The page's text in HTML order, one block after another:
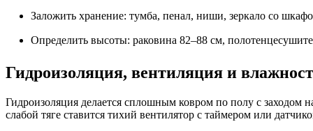
Заложить хранение: тумба, пенал, ниши, зеркало со
Определить высоты: раковина 82–88 см,
Гидроизоляция, вентиляция и
Гидроизоляция делается сплошным ковром по полу с заходом
слабой тяге ставится тихий вентилятор с таймером или